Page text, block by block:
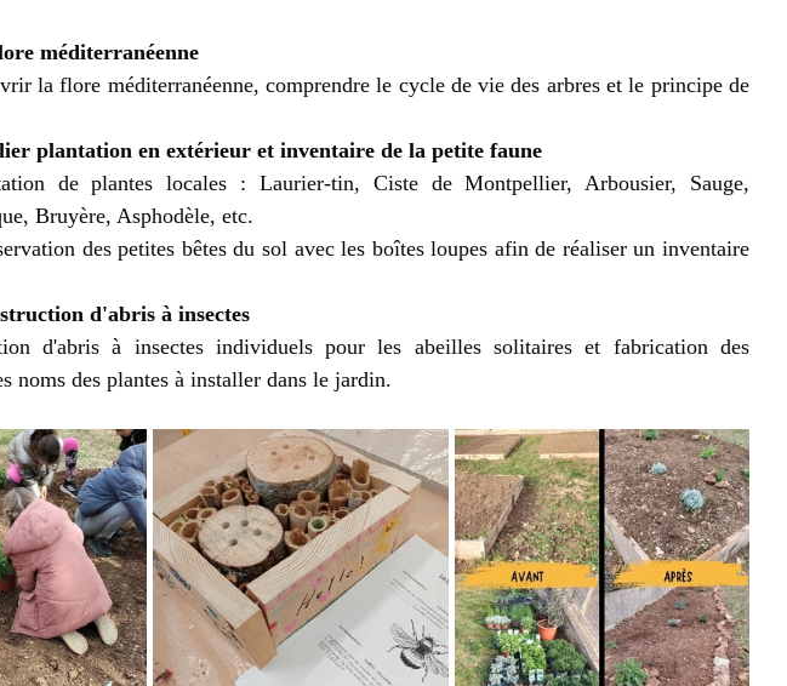
méditerranéenne
la flore méditerranéenne, comprendre le cycle de vie des arbres et le principe de
plantation en extérieur et inventaire de la petite faune
de plantes locales : Laurier-tin, Ciste de Montpellier, Arbousier, Sauge,
Bruyère, Asphodèle, etc.
des petites bêtes du sol avec les boîtes loupes afin de réaliser un inventaire
d'abris à insectes
d'abris à insectes individuels pour les abeilles solitaires et fabrication des
noms des plantes à installer dans le jardin.